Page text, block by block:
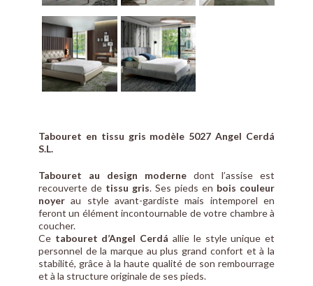
Tabouret en tissu gris modèle 5027 Angel Cerdá
S.L.
Tabouret au design moderne dont l’assise est
recouverte de tissu gris. Ses pieds en bois couleur
noyerau style avant-gardiste mais intemporel en
feront un élément incontournable de votre chambre à
coucher.
Ce tabouret d’Angel Cerdáallie le style unique et
personnel de la marque au plus grand confort et à la
stabilité, grâce à la haute qualité de son rembourrage
et à la structure originale de ses pieds.